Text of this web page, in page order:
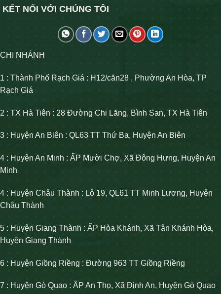
KẾT NỐI VỚI CHÚNG TÔI
CHI NHÁNH
1 : Thành Phố Rạch Giá : H12/căn28 , Phường An Hòa, TP
Rạch Giá
2 : TX Hà Tiên : 28 Đường Chi Lăng, Bình San, TX Hà Tiên
3 : Huyện An Biên : QL63 TT Thứ Ba, Huyện An Biên
4 : Huyện An Minh : ẤP Mười Chợ, Xã Đông Hưng, Huyện An
Minh
4 : Huyện Châu Thành : Lộ 19, QL61 TT Minh Lương, Huyện
Châu Thành
5 : Huyện Giang Thành : ẤP Hòa Khánh, Xã Tân Khánh Hòa,
Huyện Giang Thành
6 : Huyện Giồng Riềng : Đường 963 TT Giồng Riềng
7 : Huyện Gò Quao : ẤP An Thọ, Xã Định An, Huyện Gò Quao